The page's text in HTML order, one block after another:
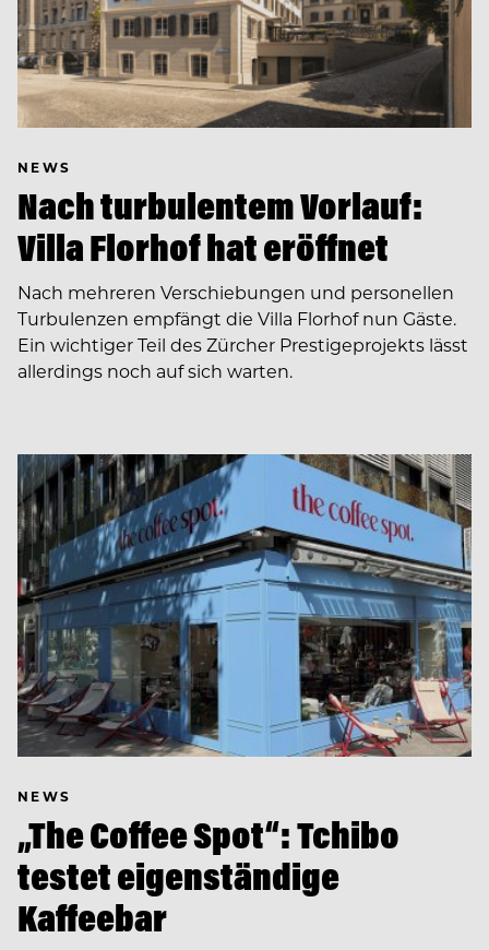
NEWS
Nach turbulentem Vorlauf:
Villa Florhof hat eröffnet
Nach mehreren Verschiebungen und personellen
Turbulenzen empfängt die Villa Florhof nun Gäste.
Ein wichtiger Teil des Zürcher Prestigeprojekts lässt
allerdings noch auf sich warten.
NEWS
„The Coffee Spot“: Tchibo
testet eigenständige
Kaffeebar